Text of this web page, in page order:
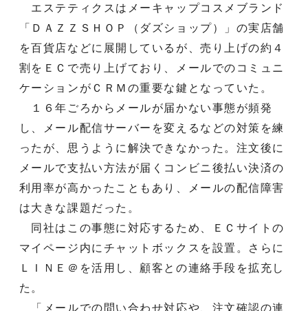
エステティクスはメーキャップコスメブランド
「ＤＡＺＺＳＨＯＰ（ダズショップ）」の実店舗
を百貨店などに展開しているが、売り上げの約４
割をＥＣで売り上げており、メールでのコミュニ
ケーションがＣＲＭの重要な鍵となっていた。
１６年ごろからメールが届かない事態が頻発
し、メール配信サーバーを変えるなどの対策を練
ったが、思うように解決できなかった。注文後に
メールで支払い方法が届くコンビニ後払い決済の
利用率が高かったこともあり、メールの配信障害
は大きな課題だった。
同社はこの事態に対応するため、ＥＣサイトの
マイページ内にチャットボックスを設置。さらに
ＬＩＮＥ＠を活用し、顧客との連絡手段を拡充し
た。
「メールでの問い合わせ対応や、注文確認の連